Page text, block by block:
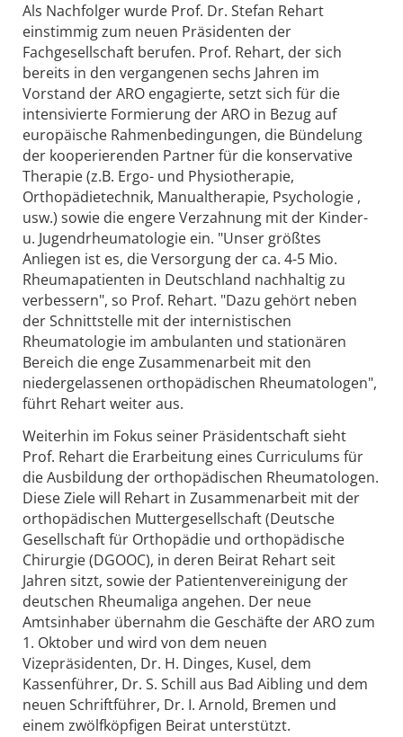
Als Nachfolger wurde Prof. Dr. Stefan Rehart
einstimmig zum neuen Präsidenten der
Fachgesellschaft berufen. Prof. Rehart, der sich
bereits in den vergangenen sechs Jahren im
Vorstand der ARO engagierte, setzt sich für die
intensivierte Formierung der ARO in Bezug auf
europäische Rahmenbedingungen, die Bündelung
der kooperierenden Partner für die konservative
Therapie (z.B. Ergo- und Physiotherapie,
Orthopädietechnik, Manualtherapie, Psychologie ,
usw.) sowie die engere Verzahnung mit der Kinder-
u. Jugendrheumatologie ein. "Unser größtes
Anliegen ist es, die Versorgung der ca. 4-5 Mio.
Rheumapatienten in Deutschland nachhaltig zu
verbessern", so Prof. Rehart. "Dazu gehört neben
der Schnittstelle mit der internistischen
Rheumatologie im ambulanten und stationären
Bereich die enge Zusammenarbeit mit den
niedergelassenen orthopädischen Rheumatologen",
führt Rehart weiter aus.
Weiterhin im Fokus seiner Präsidentschaft sieht
Prof. Rehart die Erarbeitung eines Curriculums für
die Ausbildung der orthopädischen Rheumatologen.
Diese Ziele will Rehart in Zusammenarbeit mit der
orthopädischen Muttergesellschaft (Deutsche
Gesellschaft für Orthopädie und orthopädische
Chirurgie (DGOOC), in deren Beirat Rehart seit
Jahren sitzt, sowie der Patientenvereinigung der
deutschen Rheumaliga angehen. Der neue
Amtsinhaber übernahm die Geschäfte der ARO zum
1. Oktober und wird von dem neuen
Vizepräsidenten, Dr. H. Dinges, Kusel, dem
Kassenführer, Dr. S. Schill aus Bad Aibling und dem
neuen Schriftführer, Dr. I. Arnold, Bremen und
einem zwölfköpfigen Beirat unterstützt.